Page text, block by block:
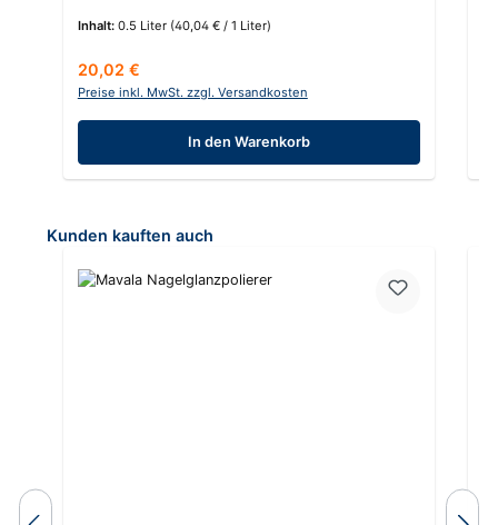
Inhalt: 0.5 Liter (40,04 € / 1 Liter)
Regulärer Preis:
20,02 €
Preise inkl. MwSt. zzgl. Versandkosten
In den Warenkorb
Produktgalerie überspringen
Kunden kauften auch